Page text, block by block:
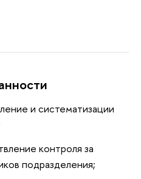
и систематизации
контроля за
подразделения;